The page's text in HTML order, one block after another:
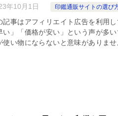
年10月1日 印鑑通販サイトの選び
記事はアフィリエイト広告を利用
い」「価格が安い」という声が多
使い物にならないと意味がありま